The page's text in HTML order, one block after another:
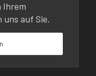
Ihrem
auf Sie.